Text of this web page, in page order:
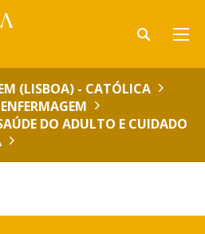
(LISBOA) - CATÓLICA
DO ADULTO E CUIDADO